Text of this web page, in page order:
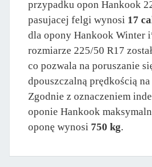
przypadku opon Hankook
pasujacej felgi wynosi 17
dla opony Hankook Winter
rozmiarze 225/50 R17
co pozwala na poruszanie
dpouszczalną prędkością
Zgodnie z oznaczeniem
oponie Hankook
oponę wynosi 750 kg.